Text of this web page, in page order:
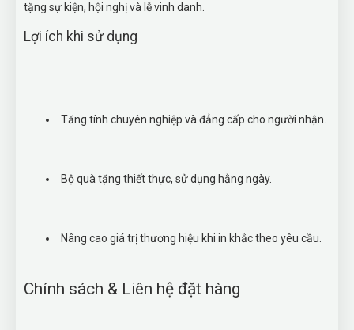
tặng sự kiện, hội nghị và lễ vinh danh.
Lợi ích khi sử dụng
Tăng tính chuyên nghiệp và đẳng cấp cho người nhận.
Bộ quà tặng thiết thực, sử dụng hằng ngày.
Nâng cao giá trị thương hiệu khi in khắc theo yêu cầu.
Chính sách & Liên hệ đặt hàng